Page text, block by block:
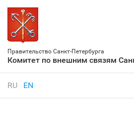
Правительство Санкт‑Петербурга
Комитет по внешним связям
RU EN